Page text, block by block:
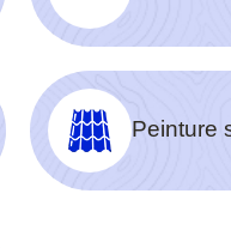
Peinture